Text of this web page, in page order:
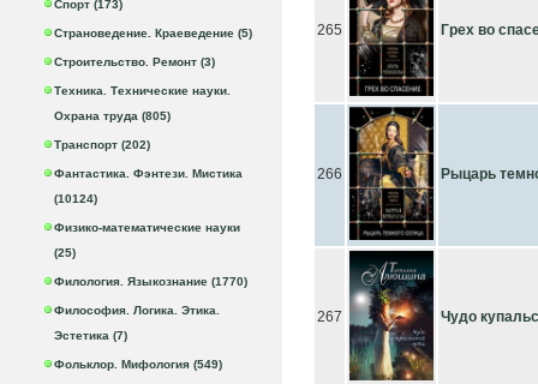
Спорт (173)
Страноведение. Краеведение (5)
Строительство. Ремонт (3)
Техника. Технические науки.
Охрана труда (805)
Транспорт (202)
Фантастика. Фэнтези. Мистика
(10124)
Физико-математические науки
(25)
Филология. Языкознание (1770)
Философия. Логика. Этика.
Эстетика (7)
Фольклор. Мифология (549)
265 Грех во
266 Рыцарь
267 Чудо